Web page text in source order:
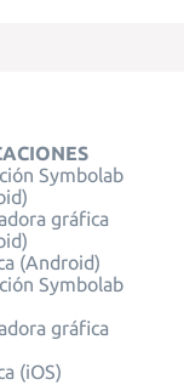
Symbolab
gráfica
(Android)
Symbolab
gráfica
(iOS)